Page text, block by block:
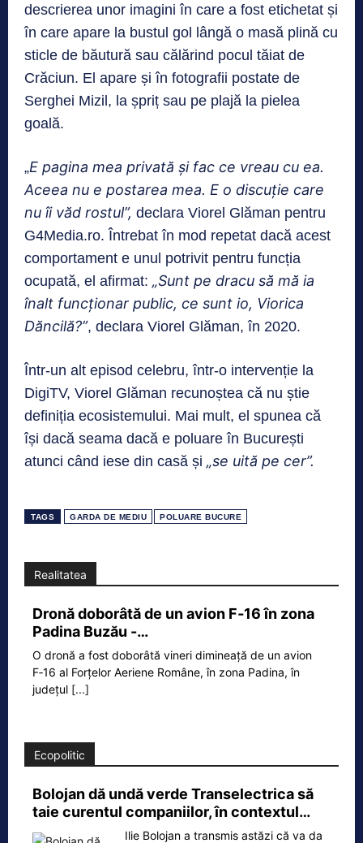
descrierea unor imagini în care a fost etichetat și
în care apare la bustul gol lângă o masă plină cu
sticle de băutură sau călărind pocul tăiat de
Crăciun. El apare și în fotografii postate de
Serghei Mizil, la șpriț sau pe plajă la pielea
goală.
„E pagina mea privată și fac ce vreau cu ea.
Aceea nu e postarea mea. E o discuție care
nu îi văd rostul”, declara Viorel Glăman pentru
G4Media.ro. Întrebat în mod repetat dacă acest
comportament e unul potrivit pentru funcția
ocupată, el afirmat: „Sunt pe dracu să mă ia
înalt funcționar public, ce sunt io, Viorica
Dăncilă?”, declara Viorel Glăman, în 2020.
Într-un alt episod celebru, într-o intervenție la
DigiTV, Viorel Glăman recunoștea că nu știe
definiția ecosistemului. Mai mult, el spunea că
își dacă seama dacă e poluare în București
atunci când iese din casă și „se uită pe cer”.
TAGS GARDA DE MEDIU POLUARE BUCURE
Realitatea
Dronă doborâtă de un avion F‑16 în zona
Padina Buzău -…
O dronă a fost doborâtă vineri dimineață de un avion
F‑16 al Forțelor Aeriene Române, în zona Padina, în
județul [...]
Ecopolitic
Bolojan dă undă verde Transelectrica să
taie curentul companiilor, în contextul…
Ilie Bolojan a transmis astăzi că va da